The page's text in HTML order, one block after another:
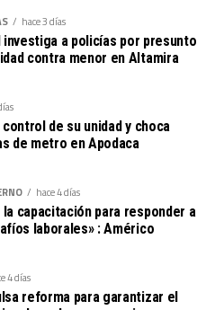
hace 3 días
investiga a policías por presunto
contra menor en Altamira
de su unidad y choca
de metro en Apodaca
hace 4 días
capacitación para responder a
laborales» : Américo
4 días
reforma para garantizar el